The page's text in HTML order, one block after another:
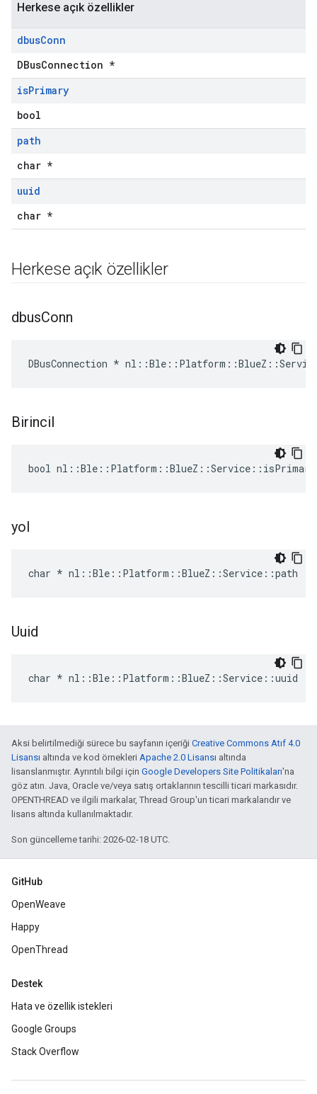
Herkese açık özellikler
dbusConn
DBusConnection *
isPrimary
bool
path
char *
uuid
char *
Herkese açık özellikler
dbusConn
DBusConnection *
Birincil
bool nl::Ble::Platform::BlueZ::Service::isPrimary
yol
char * nl::Ble::Platform::BlueZ::Service::path
Uuid
char * nl::Ble::Platform::BlueZ::Service::uuid
Aksi belirtilmediği sürece bu sayfanın içeriği Creative Commons Atıf 4.0
Lisansı altında ve kod örnekleri Apache 2.0 Lisansı altında
lisanslanmıştır. Ayrıntılı bilgi için Google Developers Site Politikaları'na
göz atın. Java, Oracle ve/veya satış ortaklarının tescilli ticari markasıdır.
OPENTHREAD ve ilgili markalar, Thread Group'un ticari markalarıdır ve
lisans altında kullanılmaktadır.
Son güncelleme tarihi: 2026-02-18 UTC.
GitHub
OpenWeave
Happy
OpenThread
Destek
Hata ve özellik istekleri
Google Groups
Stack Overflow